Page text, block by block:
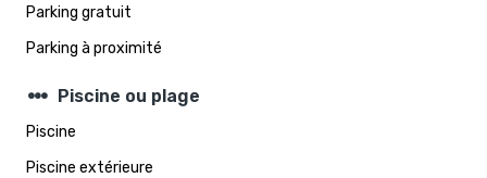
Parking gratuit
Parking à proximité
steppers Piscine ou plage
Piscine
Piscine extérieure